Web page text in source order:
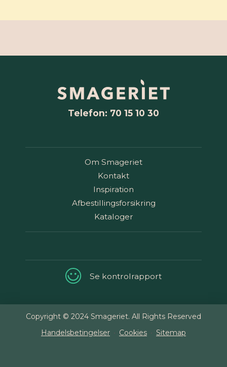
Telefon: 70 15 10 30
Om Smageriet
Kontakt
Inspiration
Afbestillingsforsikring
Kataloger
Se kontrolrapport
Copyright © 2024 Smageriet. All Rights Reserved
Handelsbetingelser
Cookies Sitemap